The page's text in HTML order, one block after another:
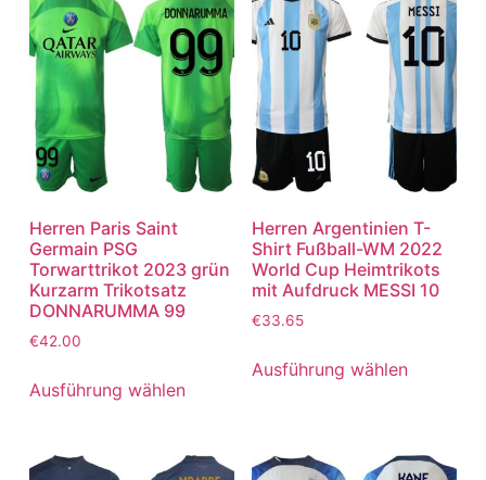
Herren Paris Saint
Germain PSG
Torwarttrikot 2023 grün
Kurzarm Trikotsatz
DONNARUMMA 99
€42.00
Ausführung wählen
Herren Argentinien T-
Shirt Fußball-WM 2022
World Cup Heimtrikots
mit Aufdruck MESSI 10
€33.65
Ausführung wählen